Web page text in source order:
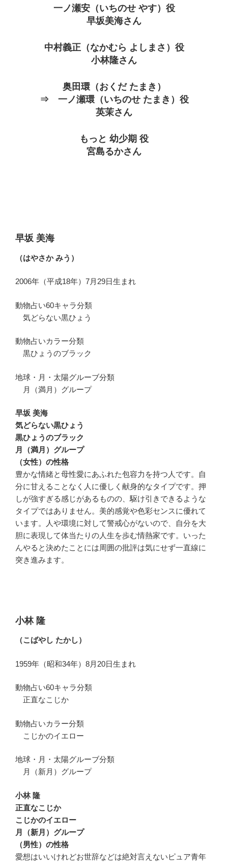
一ノ瀬安（いちのせ やす）役
早坂美海さん
中村義正（なかむら よしまさ）役
小林隆さん
奥田環（おくだ たまき）
⇒ 一ノ瀬環（いちのせ たまき）役
英茉さん
もっと 幼少期 役
宮島るかさん
早坂 美海
（はやさか みう）
2006年（平成18年）7月29日生まれ
動物占い60キャラ分類
気どらない黒ひょう
動物占いカラー分類
黒ひょうのブラック
地球・月・太陽グルーブ分類
月（満月）グループ
早坂 美海
気どらない黒ひょう
黒ひょうのブラック
月（満月）グループ
（女性）の性格
豊かな情緒と母性愛にあふれた包容力を持つ人です。自
分に甘えることなく人に優しく献身的なタイプです。押
しが強すぎる感じがあるものの、駆け引きできるような
タイプではありません。美的感覚や色彩センスに優れて
います。人や環境に対して警戒心がないので、自分を大
胆に表現して体当たりの人生を歩む情熱家です。いった
んやると決めたことには周囲の批評は気にせず一直線に
突き進みます。
小林 隆
（こばやし たかし）
1959年（昭和34年）8月20日生まれ
動物占い60キャラ分類
正直なこじか
動物占いカラー分類
こじかのイエロー
地球・月・太陽グルーブ分類
月（新月）グループ
小林 隆
正直なこじか
こじかのイエロー
月（新月）グループ
（男性）の性格
愛想はいいけれどお世辞などは絶対言えないピュア青年